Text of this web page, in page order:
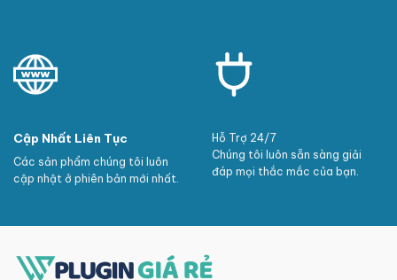
Cập Nhất Liên Tục
Các sản phẩm chúng tôi luôn
cập nhật ở phiên bản mới nhất.
Hỗ Trợ 24/7
Chúng tôi luôn sẵn sàng giải
đáp mọi thắc mắc của bạn.